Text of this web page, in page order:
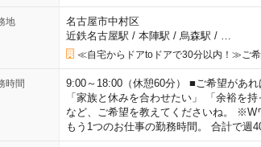
地
名古屋市中村区
近鉄名古屋駅 / 本陣駅 / 烏森駅 /
≪自宅からドアtoドアで30分以内！≫ご希
時間
9:00～18:00（休憩60分） ■ご希望があ
「家族と休みを合わせたい」 「余裕を
など、ご希望を教えてくださいね。 ※W
もう1つのお仕事の勤務時間。 合計で週